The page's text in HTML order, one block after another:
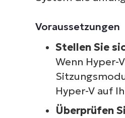
Voraussetzungen
Stellen Sie
Wenn Hyper-
Hyper-V auf
Überprüfen